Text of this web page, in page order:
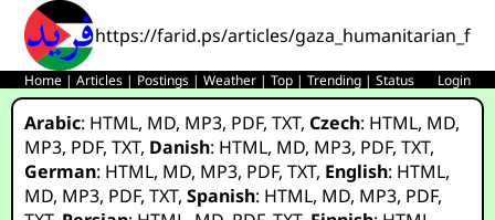
https://farid.ps/articles/
Home |Articles | Postings |Weather |Top |Trending |Status Login
Arabic: HTML, MD, MP3, PDF,TXT,Czech: HTML, MD,
MP3, PDF,TXT, Danish: HTML, MD, MP3, PDF,TXT,
German: HTML, MD, MP3, PDF,TXT, English: HTML,
MD, MP3, PDF,TXT,Spanish: HTML, MD, MP3, PDF,